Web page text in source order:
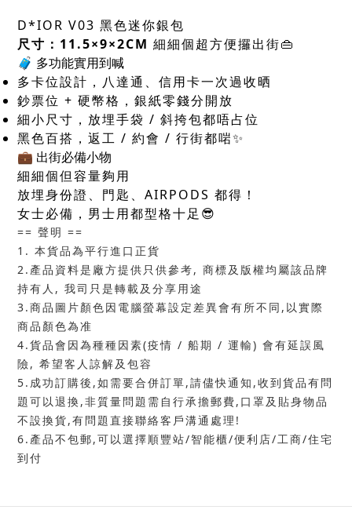
D*IOR V03 黑色迷你銀包
尺寸：11.5×9×2CM 細細個超方便攞出街👜
🧳 多功能實用到喊
多卡位設計，八達通、信用卡一次過收晒
鈔票位 + 硬幣格，銀紙零錢分開放
細小尺寸，放埋手袋 / 斜挎包都唔占位
黑色百搭，返工 / 約會 / 行街都啱✨
💼 出街必備小物
細細個但容量夠用
放埋身份證、門匙、AIRPODS 都得！
女士必備，男士用都型格十足😎
== 聲明 ==
1. 本貨品為平行進口正貨
2.產品資料是廠方提供只供參考, 商標及版權均屬該品牌
持有人, 我司只是轉載及分享用途
3.商品圖片顏色因電腦螢幕設定差異會有所不同,以實際
商品顏色為准
4.貨品會因為種種因素(疫情 / 船期 / 運輸) 會有延誤風
險, 希望客人諒解及包容
5.成功訂購後,如需要合併訂單,請儘快通知,收到貨品有問
題可以退換,非質量問題需自行承擔郵費,口罩及貼身物品
不設換貨,有問題直接聯絡客戶溝通處理!
6.產品不包郵,可以選擇順豐站/智能櫃/便利店/工商/住宅
到付